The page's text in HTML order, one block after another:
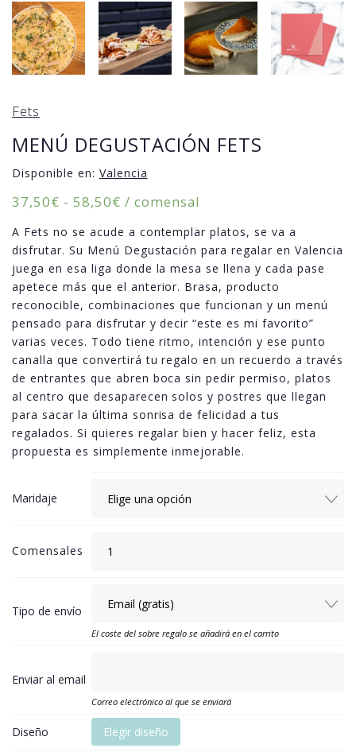
Fets
MENÚ DEGUSTACIÓN FETS
Disponible en: Valencia
37,50€ - 58,50€Rango
precios:
desde
37,50€
hasta
58,50€
/ comensal
A Fets no se acude a contemplar platos, se va a
disfrutar. Su Menú Degustación para regalar en Valencia
juega en esa liga donde la mesa se llena y cada pase
apetece más que el anterior. Brasa, producto
reconocible, combinaciones que funcionan y un menú
pensado para disfrutar y decir “este es mi favorito”
varias veces. Todo tiene ritmo, intención y ese punto
canalla que convertirá tu regalo en un recuerdo a través
de entrantes que abren boca sin pedir permiso, platos
al centro que desaparecen solos y postres que llegan
para sacar la última sonrisa de felicidad a tus
regalados. Si quieres regalar bien y hacer feliz, esta
propuesta es simplemente inmejorable.
Maridaje
Comensales
Tipo de envío
El coste del sobre regalo se añadirá en el carrito
Enviar al email
Correo electrónico al que se enviará
Diseño Elegir diseño